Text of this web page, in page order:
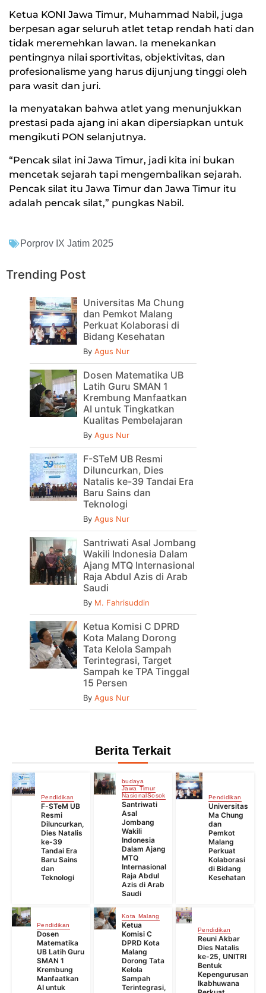
Ketua KONI Jawa Timur, Muhammad Nabil, juga
berpesan agar seluruh atlet tetap rendah hati dan
tidak meremehkan lawan. Ia menekankan
pentingnya nilai sportivitas, objektivitas, dan
profesionalisme yang harus dijunjung tinggi oleh
para wasit dan juri.
Ia menyatakan bahwa atlet yang menunjukkan
prestasi pada ajang ini akan dipersiapkan untuk
mengikuti PON selanjutnya.
“Pencak silat ini Jawa Timur, jadi kita ini bukan
mencetak sejarah tapi mengembalikan sejarah.
Pencak silat itu Jawa Timur dan Jawa Timur itu
adalah pencak silat,” pungkas Nabil.
Porprov IX Jatim 2025
Trending Post
Universitas Ma Chung
dan Pemkot Malang
Perkuat Kolaborasi di
Bidang Kesehatan
By Agus Nur
Dosen Matematika UB
Latih Guru SMAN 1
Krembung Manfaatkan
AI untuk Tingkatkan
Kualitas Pembelajaran
By Agus Nur
F-STeM UB Resmi
Diluncurkan, Dies
Natalis ke-39 Tandai Era
Baru Sains dan
Teknologi
By Agus Nur
Santriwati Asal Jombang
Wakili Indonesia Dalam
Ajang MTQ Internasional
Raja Abdul Azis di Arab
Saudi
By M. Fahrisuddin
Ketua Komisi C DPRD
Kota Malang Dorong
Tata Kelola Sampah
Terintegrasi, Target
Sampah ke TPA Tinggal
15 Persen
By Agus Nur
Berita Terkait
Pendidikan
F-STeM UB
Resmi
Diluncurkan,
Dies Natalis
ke-39
Tandai Era
Baru Sains
dan
Teknologi
budaya
Jawa Timur
NasionalSosok
Santriwati
Asal
Jombang
Wakili
Indonesia
Dalam Ajang
MTQ
Internasional
Raja Abdul
Azis di Arab
Saudi
Pendidikan
Universitas
Ma Chung
dan
Pemkot
Malang
Perkuat
Kolaborasi
di Bidang
Kesehatan
Pendidikan
Dosen
Matematika
UB Latih Guru
SMAN 1
Krembung
Manfaatkan
AI untuk
Kota Malang
Ketua
Komisi C
DPRD Kota
Malang
Dorong Tata
Kelola
Sampah
Terintegrasi,
Pendidikan
Reuni Akbar
Dies Natalis
ke-25, UNITRI
Bentuk
Kepengurusan
Ikabhuwana